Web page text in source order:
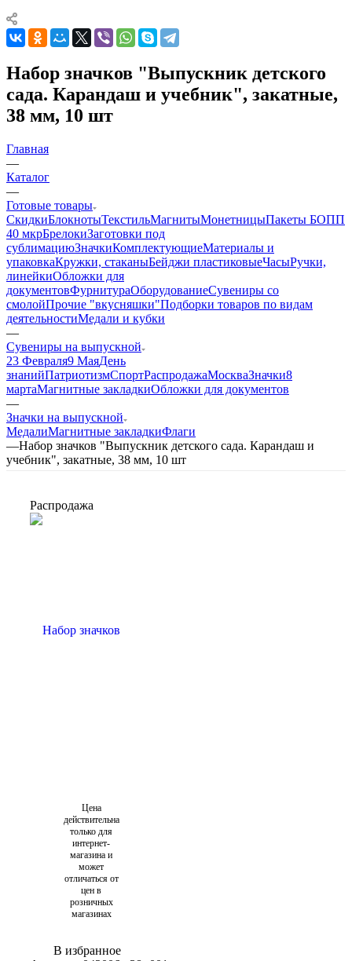
Набор значков "Выпускник детского
сада. Карандаш и учебник", закатные,
38 мм, 10 шт
Главная
—
Каталог
—
Готовые товары
СкидкиБлокнотыТекстильМагнитыМонетницыПакеты БОПП
40 мкрБрелокиЗаготовки под
сублимациюЗначкиКомплектующиеМатериалы и
упаковкаКружки, стаканыБейджи пластиковыеЧасыРучки,
линейкиОбложки для
документовФурнитураОборудованиеСувениры со
смолойПрочие "вкусняшки"Подборки товаров по видам
деятельностиМедали и кубки
—
Сувениры на выпускной
23 Февраля9 МаяДень
знанийПатриотизмСпортРаспродажаМоскваЗначки8
мартаМагнитные закладкиОбложки для документов
—
Значки на выпускной
МедалиМагнитные закладкиФлаги
—Набор значков "Выпускник детского сада. Карандаш и
учебник", закатные, 38 мм, 10 шт
Распродажа
Цена
действительна
только для
интернет-
магазина и
может
отличаться от
цен в
розничных
магазинах
В избранное